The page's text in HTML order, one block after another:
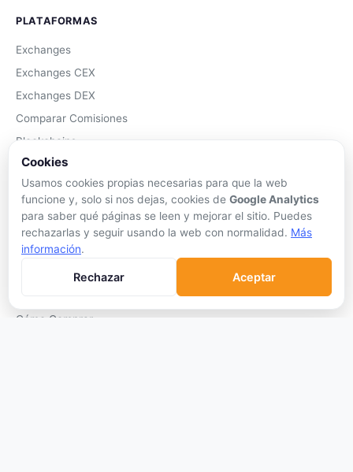
PLATAFORMAS
Exchanges
Exchanges CEX
Exchanges DEX
Comparar Comisiones
Blockchains
Hardware Wallets
Software Wallets
Mejor Wallet
Gastar Criptomonedas
Cómo Comprar
Cookies
Usamos cookies propias necesarias para que la web
funcione y, solo si nos dejas, cookies de Google Analytics
para saber qué páginas se leen y mejorar el sitio. Puedes
rechazarlas y seguir usando la web con normalidad. Más
información.
Rechazar Aceptar